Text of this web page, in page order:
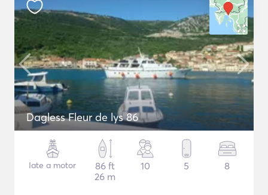
Dagless Fleur de lys 86
Iate a motor
86 ft
26 m
10 5 8